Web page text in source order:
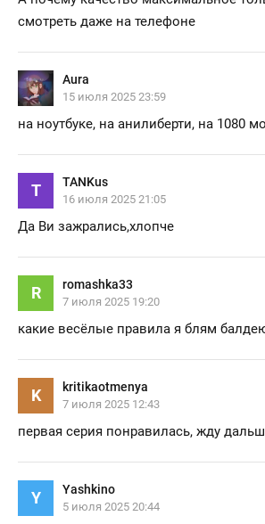
смотреть даже на телефоне
Aura
15 июля 2025 23:59
на ноутбуке, на анилиберти, на 1080
T TANKus
16 июля 2025 21:05
Да Ви зажрались,хлопче
R romashka33
7 июля 2025 19:20
какие весёлые правила я блям
K kritikaotmenya
7 июля 2025 12:43
первая серия понравилась, жду
Y Yashkino
5 июля 2025 20:44